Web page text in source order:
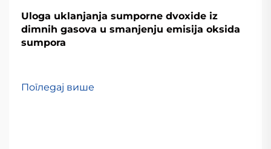
Uloga uklanjanja sumporne dvoxide iz
dimnih gasova u smanjenju emisija oksida
sumpora
Погледај више